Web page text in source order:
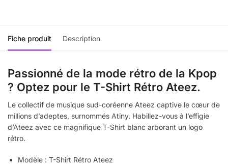
Fiche produit Description
Passionné de la mode rétro de la Kpop
? Optez pour le T-Shirt Rétro Ateez.
Le collectif de musique sud-coréenne Ateez captive le cœur de
millions d’adeptes, surnommés Atiny. Habillez-vous à l’effigie
d’Ateez avec ce magnifique T-Shirt blanc arborant un logo
rétro.
Modèle : T-Shirt Rétro Ateez